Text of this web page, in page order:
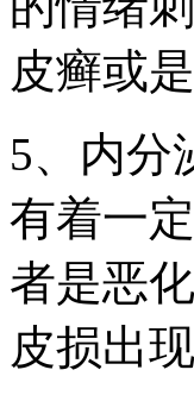
皮癣或
5、内分
有着一
者是恶
皮损出